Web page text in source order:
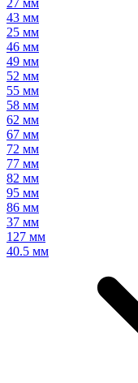
27 мм
43 мм
25 мм
46 мм
49 мм
52 мм
55 мм
58 мм
62 мм
67 мм
72 мм
77 мм
82 мм
95 мм
86 мм
37 мм
127 мм
40.5 мм